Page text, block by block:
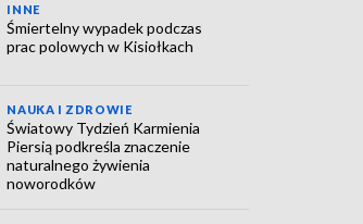
INNE
Śmiertelny wypadek podczas
prac polowych w Kisiołkach
NAUKA I ZDROWIE
Światowy Tydzień Karmienia
Piersią podkreśla znaczenie
naturalnego żywienia
noworodków